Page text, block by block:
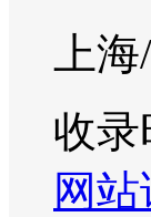
上
收录
网